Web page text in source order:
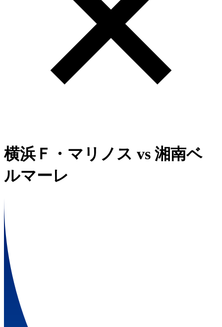
横浜Ｆ・マリノス vs 湘南ベ
ルマーレ